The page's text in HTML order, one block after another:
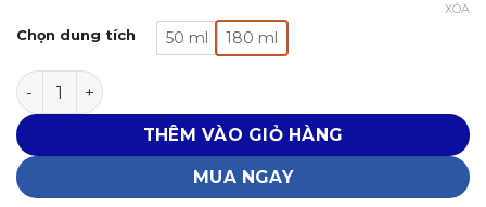
Chọn dung tích 50 ml 180 ml
XÓA
Nước hoa hồng CALMING SKIN TONER số lượng
THÊM VÀO GIỎ HÀNG
MUA NGAY